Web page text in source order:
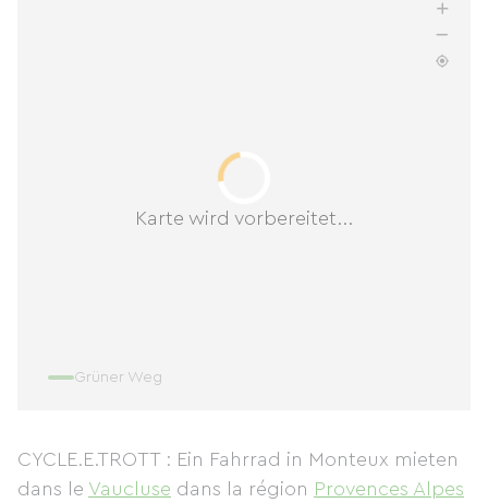
Karte wird vorbereitet...
Grüner Weg
CYCLE.E.TROTT : Ein Fahrrad in Monteux mieten
dans le Vaucluse dans la région Provences Alpes